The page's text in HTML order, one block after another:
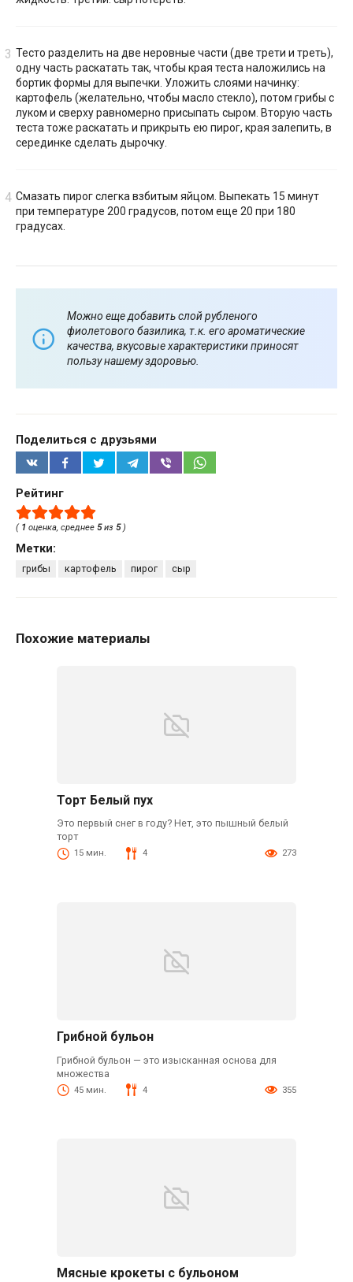
Тесто разделить на две неровные части (две трети и треть),
одну часть раскатать так, чтобы края теста наложились на
бортик формы для выпечки. Уложить слоями начинку:
картофель (желательно, чтобы масло стекло), потом грибы с
луком и сверху равномерно присыпать сыром. Вторую часть
теста тоже раскатать и прикрыть ею пирог, края залепить, в
серединке сделать дырочку.
Смазать пирог слегка взбитым яйцом. Выпекать 15 минут
при температуре 200 градусов, потом еще 20 при 180
градусах.
Можно еще добавить слой рубленого
фиолетового базилика, т.к. его ароматические
качества, вкусовые характеристики приносят
пользу нашему здоровью.
Поделиться с друзьями
Рейтинг
( 1 оценка, среднее 5из 5)
Метки:
грибы картофель пирог сыр
Похожие материалы
Торт Белый пух
Это первый снег в году? Нет, это пышный белый
торт
15 мин. 4 273
Грибной бульон
Грибной бульон — это изысканная основа для
множества
45 мин. 4 355
Мясные крокеты с бульоном